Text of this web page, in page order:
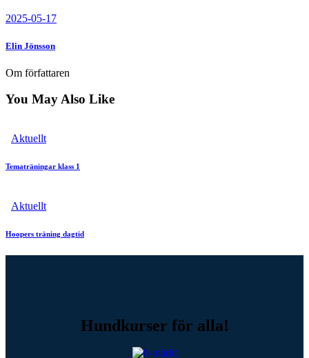
2025-05-17
Elin Jönsson
Om författaren
You May Also Like
Aktuellt
Tematräningar klass 1
Aktuellt
Hoopers träning dagtid
Hundkurser för alla!